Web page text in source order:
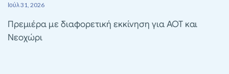
Ιούλ 31, 2026
Πρεμιέρα με διαφορετική εκκίνηση για ΑΟΤ και
Νεοχώρι